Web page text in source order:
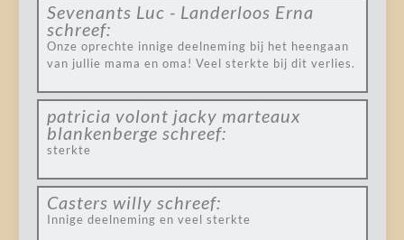
Sevenants Luc - Landerloos Erna
schreef:
Onze oprechte innige deelneming bij het heengaan
van jullie mama en oma! Veel sterkte bij dit verlies.
patricia volont jacky marteaux
blankenberge schreef:
sterkte
Casters willy schreef:
Innige deelneming en veel sterkte